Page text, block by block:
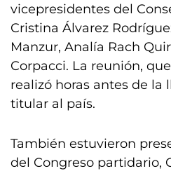
vicepresidentes del
Cristina Álvarez
Manzur, Analía Rach
Corpacci. La reunión,
realizó horas antes de la
titular al país.
También estuvieron
del Congreso partidario,